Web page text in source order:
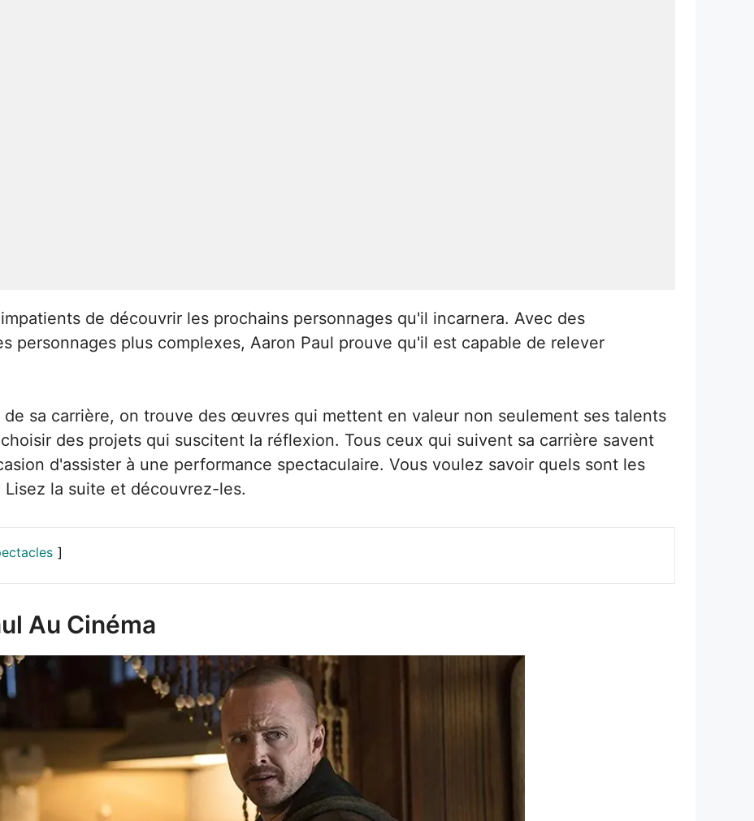
de découvrir les prochains personnages qu'il incarnera. Avec des
personnages plus complexes, Aaron Paul prouve qu'il est capable de relever
de sa carrière, on trouve des œuvres qui mettent en valeur non seulement ses talents
des projets qui suscitent la réflexion. Tous ceux qui suivent sa carrière savent
d'assister à une performance spectaculaire. Vous voulez savoir quels sont les
Lisez la suite et découvrez-les.
Au Cinéma